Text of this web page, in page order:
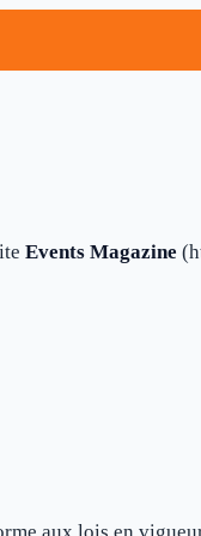
Events Magazine
aux lois en